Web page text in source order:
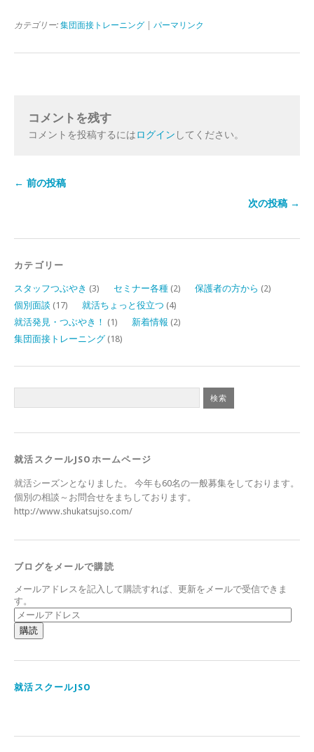
カテゴリー: 集団面接トレーニング パーマリンク
コメントを残す
コメントを投稿するにはログイン してください。
← 前の投稿
次の投稿 →
カテゴリー
スタッフつぶやき (3) セミナー各種 (2) 保護者の方から (2)
個別面談 (17) 就活ちょっと役立つ (4)
就活発見・つぶやき！ (1) 新着情報 (2)
集団面接トレーニング (18)
就活スクールJSOホームページ
就活シーズンとなりました。 今年も60名の一般募集をしております。
個別の相談～お問合せをまちしております。
http://www.shukatsujso.com/
ブログをメールで購読
メールアドレスを記入して購読すれば、更新をメールで受信できま
す。
メ
ー
ル
ド
ス
就活スクールJSO